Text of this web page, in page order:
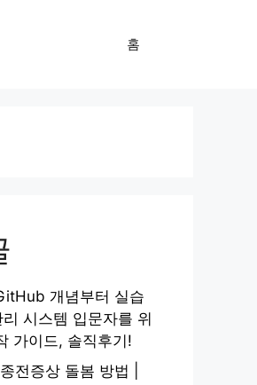
홈
개념부터 실습
시스템 입문자를 위
가이드, 솔직후기!
전증상 돌봄 방법 |